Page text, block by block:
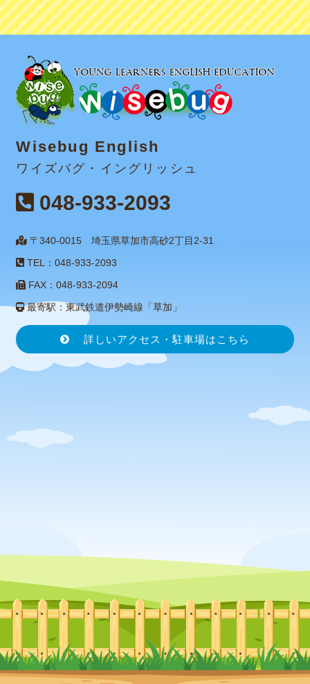
Wisebug English
ワイズバグ・イングリッシュ
048-933-2093
〒340-0015 埼玉県草加市高砂2丁目2-31
TEL：048-933-2093
FAX：048-933-2094
最寄駅：東武鉄道伊勢崎線「草加」
詳しいアクセス・駐車場はこちら